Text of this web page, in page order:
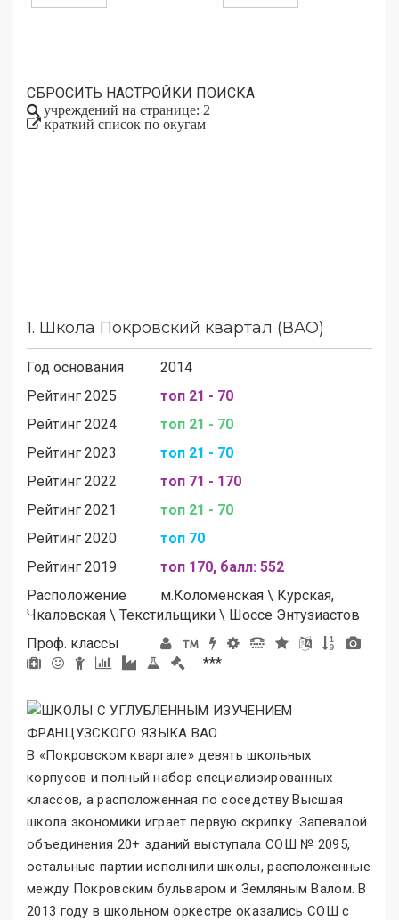
СБРОСИТЬ НАСТРОЙКИ ПОИСКА
учреждений на странице: 2
краткий список по окугам
1. Школа Покровский квартал (ВАО)
Год основания
2014
Рейтинг 2025
топ 21 - 70
Рейтинг 2024
топ 21 - 70
Рейтинг 2023
топ 21 - 70
Рейтинг 2022
топ 71 - 170
Рейтинг 2021
топ 21 - 70
Рейтинг 2020
топ 70
Рейтинг 2019
топ 170, балл: 552
Расположение
м.Коломенская \ Курская,
Чкаловская \ Текстильщики \ Шоссе Энтузиастов
Проф. классы
***
В «Покровском квартале»девять школьных
корпусов и полный набор специализированных
классов, а расположенная по соседству Высшая
школа экономики играет первую скрипку. Запевалой
объединения 20+ зданий выступала СОШ № 2095,
остальные партии исполнили школы, расположенные
между Покровским бульваром и Земляным Валом. В
2013 году в школьном оркестре оказались СОШ с